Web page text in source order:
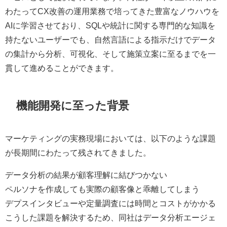
わたってCX改善の運用業務で培ってきた豊富なノウハウを
AIに学習させており、SQLや統計に関する専門的な知識を
持たないユーザーでも、自然言語による指示だけでデータ
の集計から分析、可視化、そして施策立案に至るまでを一
貫して進めることができます。
機能開発に至った背景
マーケティングの実務現場においては、以下のような課題
が長期間にわたって残されてきました。
データ分析の結果が顧客理解に結びつかない
ペルソナを作成しても実際の顧客像と乖離してしまう
デプスインタビューや定量調査には時間とコストがかかる
こうした課題を解決するため、同社はデータ分析エージェ